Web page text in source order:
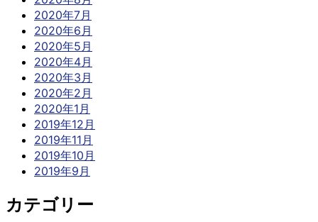
2020年7月
2020年6月
2020年5月
2020年4月
2020年3月
2020年2月
2020年1月
2019年12月
2019年11月
2019年10月
2019年9月
カテゴリー